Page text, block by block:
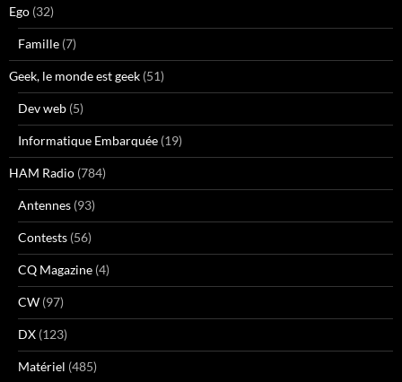
Ego (32)
Famille (7)
Geek, le monde est geek (51)
Dev web (5)
Informatique Embarquée (19)
HAM Radio (784)
Antennes (93)
Contests (56)
CQ Magazine (4)
CW (97)
DX (123)
Matériel (485)